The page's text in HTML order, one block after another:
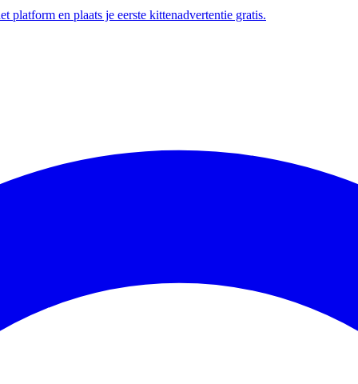
platform en plaats je eerste kittenadvertentie gratis.